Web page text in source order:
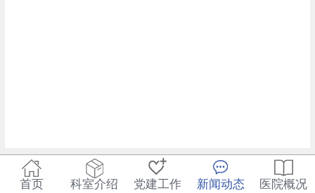
首页 科室介绍 党建工作 新闻动态 医院概况